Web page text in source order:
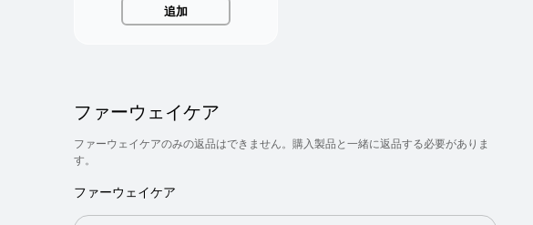
追加
ファーウェイケア
ファーウェイケアのみの返品はできません。購入製品と一緒に返品する必要がありま
す。
ファーウェイケア